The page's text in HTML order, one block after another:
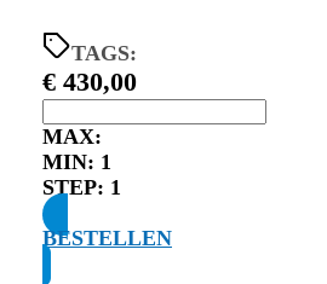
TAGS:
€ 430,00
MAX:
MIN: 1
STEP: 1
BESTELLEN